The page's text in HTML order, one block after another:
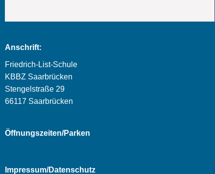
Anschrift:
Friedrich-List-Schule
KBBZ Saarbrücken
Stengelstraße 29
66117 Saarbrücken
Öffnungszeiten/Parken
Impressum/Datenschutz